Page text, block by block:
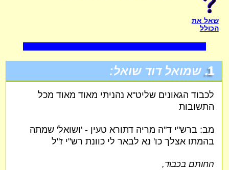
שאל את
הכולל
1. שמואל דוד שואל:
לכבוד הגאונים שליט"א נהניתי מאוד מאוד מכל
התשובות
מב: ברש"י ד"ה מריה דתורא טעין - 'ושואל' שמתה
בהמתו אצלך כו' נא לבאר לי כוונת רש"י ז"ל
החותם בכבוד,